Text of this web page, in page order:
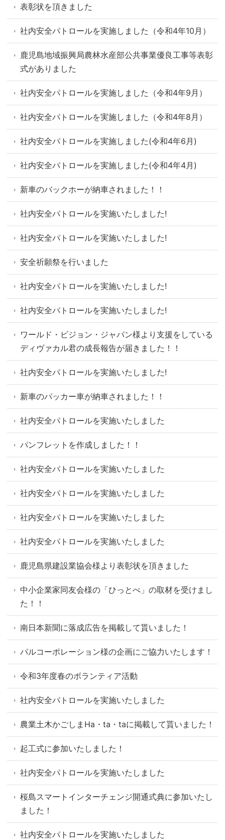
表彰状を頂きました
社内安全パトロールを実施しました（令和4年10月）
鹿児島地域振興局農林水産部公共事業優良工事等表彰
式がありました
社内安全パトロールを実施しました（令和4年9月）
社内安全パトロールを実施しました（令和4年8月）
社内安全パトロールを実施しました(令和4年6月)
社内安全パトロールを実施しました(令和4年4月)
新車のバックホーが納車されました！！
社内安全パトロールを実施いたしました!
社内安全パトロールを実施いたしました!
安全祈願祭を行いました
社内安全パトロールを実施いたしました!
社内安全パトロールを実施いたしました!
ワールド・ビジョン・ジャパン様より支援をしている
ディヴァカル君の成長報告が届きました！！
社内安全パトロールを実施いたしました!
新車のパッカー車が納車されました！！
社内安全パトロールを実施いたしました
パンフレットを作成しました！！
社内安全パトロールを実施いたしました
社内安全パトロールを実施いたしました
社内安全パトロールを実施いたしました
社内安全パトロールを実施いたしました
鹿児島県建設業協会様より表彰状を頂きました
中小企業家同友会様の「ひっとべ」の取材を受けまし
た！！
南日本新聞に落成広告を掲載して貰いました！
パルコーポレーション様の企画にご協力いたします！
令和3年度春のボランティア活動
社内安全パトロールを実施いたしました
農業土木かごしまHa・ta・taに掲載して貰いました！
起工式に参加いたしました！
社内安全パトロールを実施いたしました
桜島スマートインターチェンジ開通式典に参加いたし
ました！
社内安全パトロールを実施いたしました